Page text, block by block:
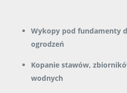
Wykopy pod fundamenty
ogrodzeń
Kopanie stawów,
wodnych